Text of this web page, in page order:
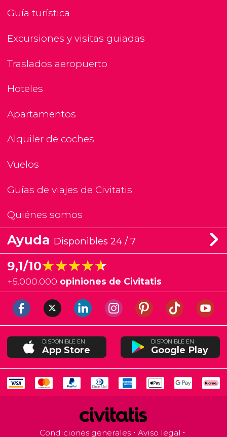
Guía turística
Excursiones y visitas guiadas
Traslados aeropuerto
Hoteles
Apartamentos
Alquiler de coches
Vuelos
Guías de viajes de Civitatis
Quiénes somos
Ayuda Disponibles 24 / 7
9,1/10★★★★★
★★★★★
+5.000.000 opiniones de Civitatis
DISPONIBLE EN
App Store
DISPONIBLE EN
Google Play
Condiciones generales
Aviso legal